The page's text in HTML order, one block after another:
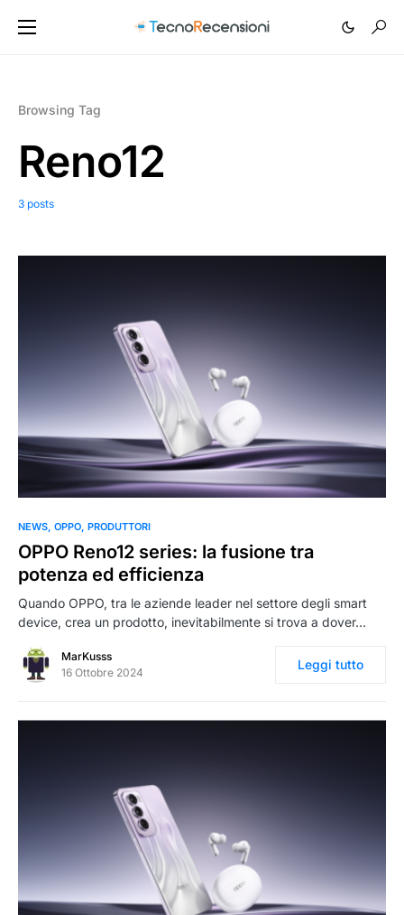
Browsing Tag
Reno12
3 posts
0
NEWS OPPO PRODUTTORI
OPPO Reno12 series: la fusione tra
potenza ed efficienza
Quando OPPO, tra le aziende leader nel settore degli smart
device, crea un prodotto, inevitabilmente si trova a dover…
MarKusss
16 Ottobre 2024
Leggi tutto